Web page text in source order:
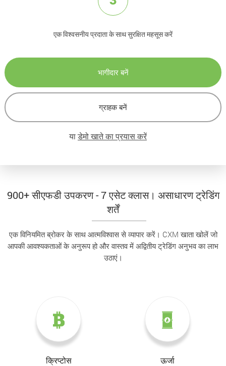
एक विश्वसनीय प्रदाता के साथ सुरक्षित महसूस करें
भागीदार बनें
ग्राहक बनें
याडेमो खाते का प्रयास करें
900+ सीएफडी उपकरण - 7 एसेट क्लास। असाधारण ट्रेडिंग
शर्तें
एक विनियमित ब्रोकर के साथ आत्मविश्वास से व्यापार करें। CXM खाता खोलें जो
आपकी आवश्यकताओं के अनुरूप हो और वास्तव में अद्वितीय ट्रेडिंग अनुभव का लाभ
उठाएं।
क्रिप्टोस ऊर्जा